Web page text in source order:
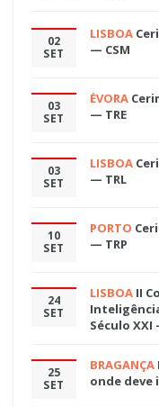
02
SET
LISBOA
— CSM
03
SET
ÉVORA
— TRE
03
SET
LISBOA
— TRL
10
SET
PORTO
— TRP
24
SET
LISBOA II
Século XXI
25
SET
BRAGANÇA
onde deve